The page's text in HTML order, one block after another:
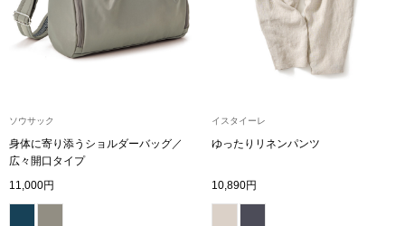
ク
ーブルウェア
ネックレス
ブレスレット
ソウサック
身体に寄り添うショルダーバッグ／
広々開口タイプ
11,000円
イスタイーレ
ゆったりリネンパンツ
10,890円